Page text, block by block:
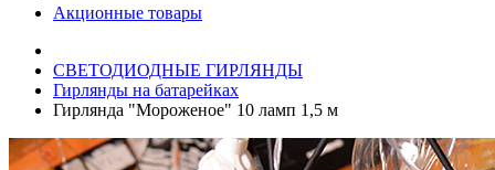
Акционные товары
СВЕТОДИОДНЫЕ ГИРЛЯНДЫ
Гирлянды на батарейках
Гирлянда "Мороженое" 10 ламп 1,5 м